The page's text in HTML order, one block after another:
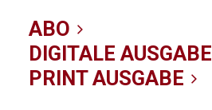
ABO
DIGITALE AUSGABE
PRINT AUSGABE